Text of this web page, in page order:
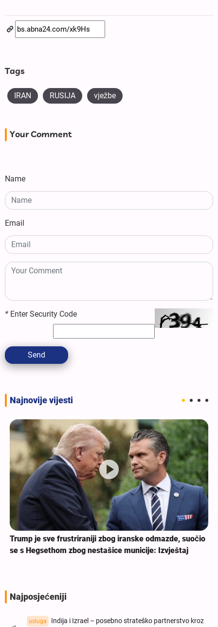
Tags
IRAN RUSIJA vježbe
Your Comment
Name
Email
* Enter Security Code
Send
Najnovije vijesti
Trump je sve frustriraniji zbog iranske odmazde, suočio
se s Hegsethom zbog nestašice municije: Izvještaj
Najposjećeniji
usluga
Indija i Izrael – posebno strateško partnerstvo kroz